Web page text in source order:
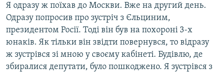
Я одразу ж поїхав до Москви. Вже на другий день.
Одразу попросив про зустріч з Єльциним,
президентом Росії. Тоді він був на похороні 3-х
юнаків. Як тільки він звідти повернувся, то відразу
ж зустрівся зі мною у своєму кабінеті. Будівлю, де
збиралися депутати, було пошкоджено. Я зустрівся з